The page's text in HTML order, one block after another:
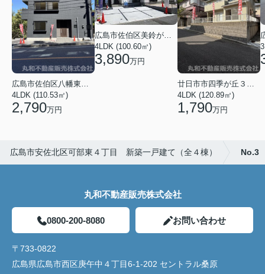
広島市佐伯区八幡東４丁目
4LDK (110.53㎡)
2,790万円
広島市佐伯区美鈴が丘西４丁目
4LDK (100.60㎡)
3,890万円
廿日市市四季が丘３丁目
4LDK (120.89㎡)
1,790万円
広島市安佐北区可部東４丁目 新築一戸建て（全４棟） No.3
丸和不動産販売株式会社
0800-200-8080 お問い合わせ
〒733-0822
広島県広島市西区庚午中４丁目6-1-202 セントラル桑原